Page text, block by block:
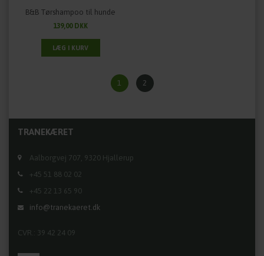
B&B Tørshampoo til hunde
139,00 DKK
1 2
TRANEKÆRET
Aalborgvej 707, 9320 Hjallerup
+45 51 88 02 02
+45 22 13 65 90
info@tranekaeret.dk
CVR.: 39 42 24 09